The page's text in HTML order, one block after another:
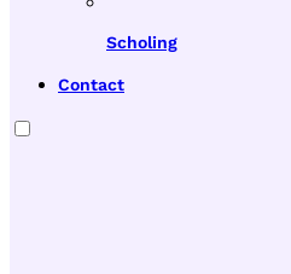
Scholing
Contact